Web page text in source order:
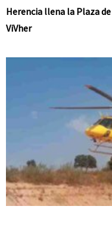
Herencia llena la Plaza
ViVher